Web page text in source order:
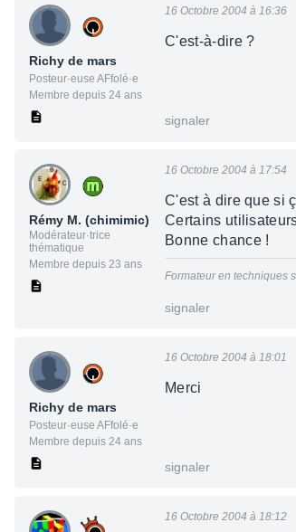
Richy de mars
Posteur·euse AFfolé·e
Membre depuis 24 ans
16 Octobre 2004 à 16:36
C'est-à-dire ?
signaler
Rémy M. (chimimic)
Modérateur·trice
thématique
Membre depuis 23 ans
16 Octobre 2004 à 17:54
C'est à dire que si
Certains
Bonne chance !
Formateur en techniques
signaler
Richy de mars
Posteur·euse AFfolé·e
Membre depuis 24 ans
16 Octobre 2004 à 18:01
Merci
signaler
16 Octobre 2004 à 18:12